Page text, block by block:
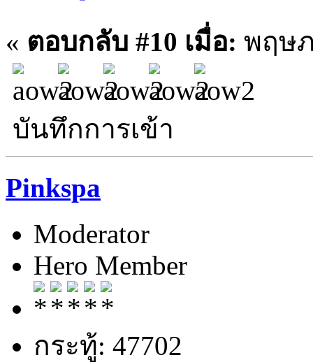
« ตอบกลับ #10 เมื่อ: พฤษภ
บันทึกการเข้า
Pinkspa
Moderator
Hero Member
กระทู้: 47702